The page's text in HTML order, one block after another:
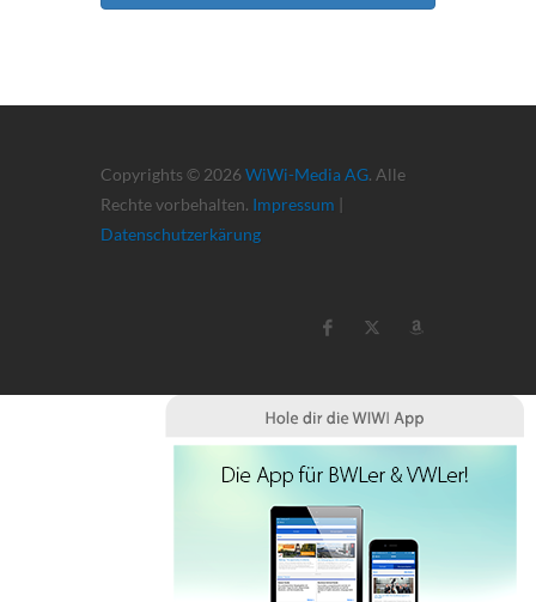
Copyrights © 2026 WiWi-Media AG. Alle
Rechte vorbehalten. Impressum |
Datenschutzerkärung